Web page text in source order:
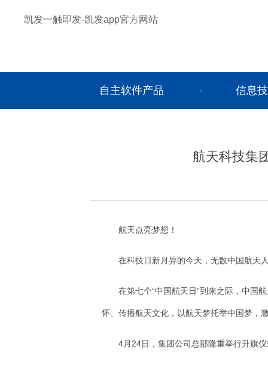
凯发一触即发-凯发app官方网站
自主软件产品 信息
航天科技集
航天点亮梦想！
在科技日新月异的今天，无数中国航天
在第七个“中国航天日”到来之际，中国
怀、传播航天文化，以航天梦托举中国梦，
4月24日，集团公司总部隆重举行升旗